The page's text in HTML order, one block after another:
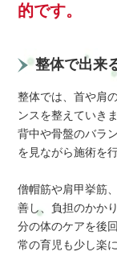
的です。
整体で出来
整体では、首や肩
ンスを整えていき
背中や骨盤のバラ
を見ながら施術を
僧帽筋や肩甲挙筋
善し、負担のかか
分の体のケアを後
常の育児も少し楽